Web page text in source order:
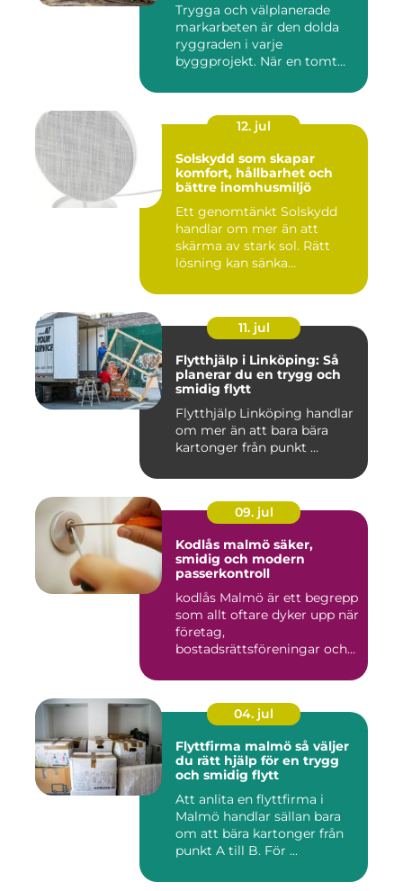
Trygga och välplanerade
markarbeten är den dolda
ryggraden i varje
byggprojekt. När en tomt
12. jul
Solskydd som skapar
komfort, hållbarhet och
bättre inomhusmiljö
Ett genomtänkt Solskydd
handlar om mer än att
skärma av stark sol. Rätt
lösning kan sänka
11. jul
Flytthjälp i Linköping: Så
planerar du en trygg och
smidig flytt
Flytthjälp Linköping handlar
om mer än att bara bära
kartonger från punkt ...
09. jul
Kodlås malmö säker,
smidig och modern
passerkontroll
kodlås Malmö är ett begrepp
som allt oftare dyker upp när
företag,
bostadsrättsföreningar och
04. jul
Flyttfirma malmö så väljer
du rätt hjälp för en trygg
och smidig flytt
Att anlita en flyttfirma i
Malmö handlar sällan bara
om att bära kartonger från
punkt A till B. För ...